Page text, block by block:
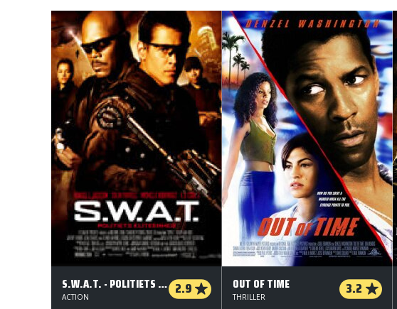
S.W.A.T. - POLITIETS ELITEENHED 2.9
ACTION
OUT OF TIME 3.2
THRILLER